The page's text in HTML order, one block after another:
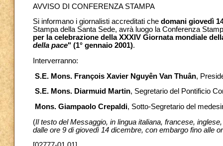
AVVISO DI CONFERENZA STAMPA
Si informano i giornalisti accreditati che domani giovedì
Stampa della Santa Sede, avrà luogo la Conferenza
per la celebrazione della XXXIV Giornata mondiale
della pace" (1° gennaio 2001).
Interverranno:
S.E. Mons. François Xavier Nguyên Van Thuân,
S.E. Mons. Diarmuid Martin, Segretario del Pontificio
Mons. Giampaolo Crepaldi, Sotto-Segretario del
(Il testo del Messaggio, in lingua italiana, francese,
dalle ore 9 di giovedì 14 dicembre, con embargo fino alle